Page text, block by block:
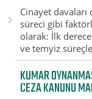
Cinayet davaları
süreci gibi
olarak: İlk
ve temyiz
KUMAR
CEZA KANUNU